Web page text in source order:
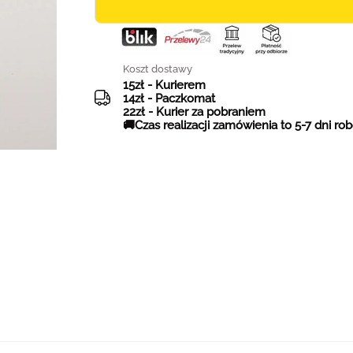
Koszt dostawy
15zł - Kurierem
14zł - Paczkomat
22zł - Kurier za pobraniem
🚚Czas realizacji zamówienia to 5-7 dni